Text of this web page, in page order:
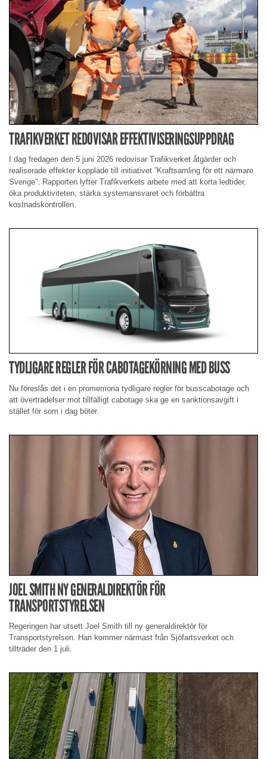
TRAFIKVERKET REDOVISAR EFFEKTIVISERINGSUPPDRAG
I dag fredagen den 5 juni 2026 redovisar Trafikverket åtgärder och
realiserade effekter kopplade till initiativet ”Kraftsamling för ett närmare
Sverige”. Rapporten lyfter Trafikverkets arbete med att korta ledtider,
öka produktiviteten, stärka systemansvaret och förbättra
kostnadskontrollen.
TYDLIGARE REGLER FÖR CABOTAGEKÖRNING MED BUSS
Nu föreslås det i en promemoria tydligare regler för busscabotage och
att överträdelser mot tillfälligt cabotage ska ge en sanktionsavgift i
stället för som i dag böter.
JOEL SMITH NY GENERALDIREKTÖR FÖR
TRANSPORTSTYRELSEN
Regeringen har utsett Joel Smith till ny generaldirektör för
Transportstyrelsen. Han kommer närmast från Sjöfartsverket och
tillträder den 1 juli.